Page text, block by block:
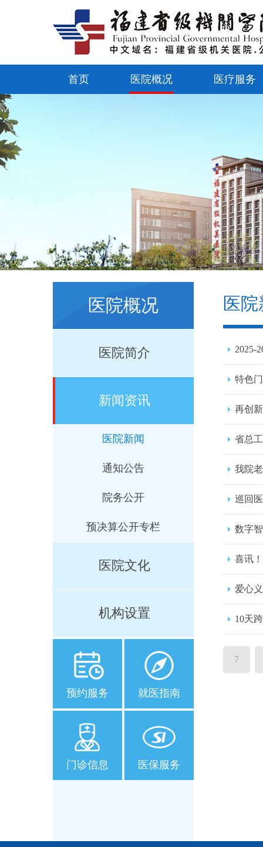
首页 医院概况 医疗服务
医院概况
医院简介
新闻资讯
医院新闻
通知公告
院务公开
预决算公开专栏
医院文化
机构设置
预约服务 就医指南
门诊信息 医保服务
医
2025-
特色
再创
省总
我院
巡回
数字
喜讯
爱心
10天
7